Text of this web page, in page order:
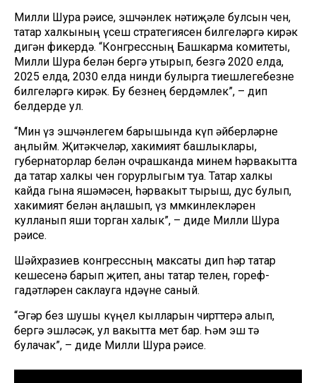
Милли Шура рәисе, эшчәнлек нәтиҗәле булсын өчен,
татар халкының үсеш стратегиясен билгеләргә кирәк
дигән фикердә. “Конгрессның Башкарма комитеты,
Милли Шура белән бергә утырып, безгә 2020 елда,
2025 елда, 2030 елда нинди булырга тиешлегебезне
билгеләргә кирәк. Бу безнең бердәмлек”, – дип
белдерде ул.
“Мин үз эшчәнлегем барышында күп әйберләрне
аңлыйм. Җитәкчеләр, хакимият башлыклары,
губернаторлар белән очрашканда минем һәрвакытта
да татар халкы өчен горурлыгым туа. Татар халкы
кайда гына яшәмәсен, һәрвакыт тырыш, дус булып,
хакимият белән аңлашып, үз мөмкинлекләрен
кулланып яши торган халык”, – диде Милли Шура
рәисе.
Шәйхразиев конгрессның максаты дип һәр татар
кешесенә барып җитеп, аны татар телен, гореф-
гадәтләрен саклауга өндәүне саный.
“Әгәр без шушы күңел кылларын чирттерә алып,
бергә эшләсәк, ул вакытта өмет бар. Һәм эш тә
булачак”, – диде Милли Шура рәисе.